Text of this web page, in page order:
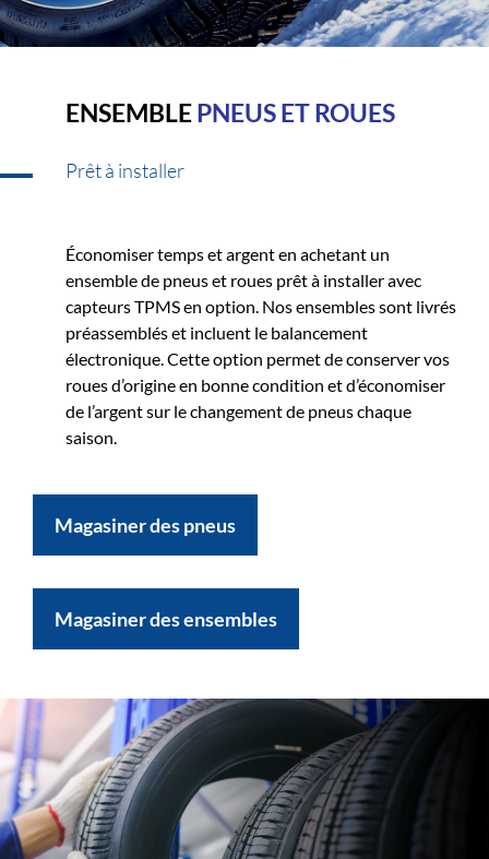
ENSEMBLEPNEUS ET ROUES
Prêt à installer
Économiser temps et argent en achetant un
ensemble de pneus et roues prêt à installer avec
capteurs TPMS en option. Nos ensembles sont livrés
préassemblés et incluent le balancement
électronique. Cette option permet de conserver vos
roues d’origine en bonne condition et d’économiser
de l’argent sur le changement de pneus chaque
saison.
Magasiner des pneus
Magasiner des ensembles